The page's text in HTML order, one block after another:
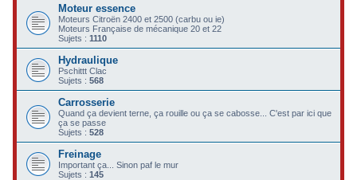
e
Moteur essence
Moteurs Citroën 2400 et 2500 (carbu ou ie)
Moteurs Française de mécanique 20 et 22
Sujets :1110
Hydraulique
Pschittt Clac
Sujets :568
Carrosserie
Quand ça devient terne, ça rouille ou ça se cabosse... C'est par ici que
ça se passe
Sujets :528
Freinage
Important ça... Sinon paf le mur
Sujets :145